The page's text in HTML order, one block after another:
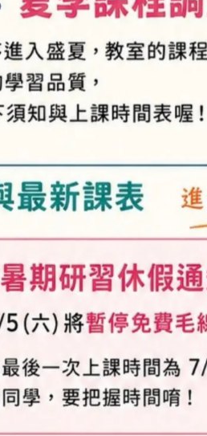
-初級-串
包
列-中級